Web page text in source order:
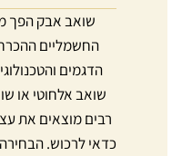
שואב אבק הפך
החשמליים
הדגמים
שואב אלחוטי או
רבים מוצאים את
כדאי לרכוש.